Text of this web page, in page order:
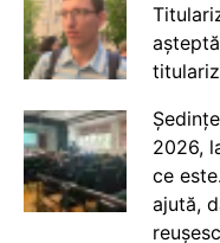
2026,
ce
ajută,